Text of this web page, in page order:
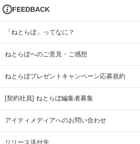
FEEDBACK
「ねとらぼ」ってなに？
ねとらぼへのご意見・ご感想
ねとらぼプレゼントキャンペーン応募規約
[契約社員] ねとらぼ編集者募集
アイティメディアへのお問い合わせ
リリース送付先